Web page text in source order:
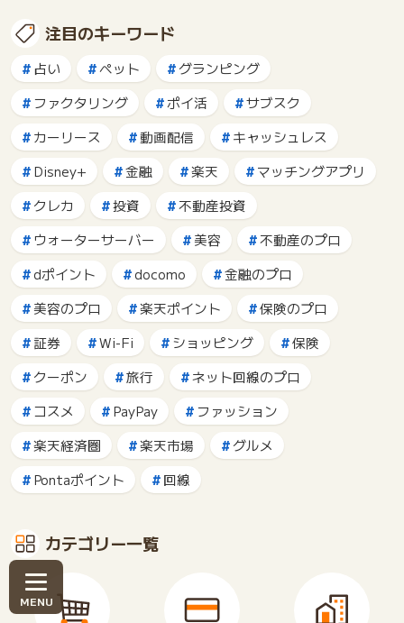
注目のキーワード
占い ペット
グランピング
ファクタリング
ポイ活
サブスク
カーリース
動画配信
キャッシュレス
Disney+
金融 楽天
マッチングアプリ
クレカ
投資
不動産投資
ウォーターサーバー
美容
不動産のプロ
dポイント
docomo
金融のプロ
美容のプロ
楽天ポイント
保険のプロ
証券
Wi-Fi ショッピング
保険
クーポン
旅行
ネット回線のプロ
コスメ
PayPay
ファッション
楽天経済圏
楽天市場
グルメ
Pontaポイント
回線
カテゴリー一覧